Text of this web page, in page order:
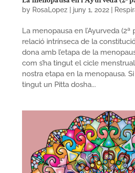
by RosaLopez| juny 1, 2022|
La menopausa en l’Ayurveda (2ª
relació intrínseca de la
dona amb l’etapa de la
com s’ha tingut el cicle
nostra etapa en la menopausa.
tingut un Pitta dosha...